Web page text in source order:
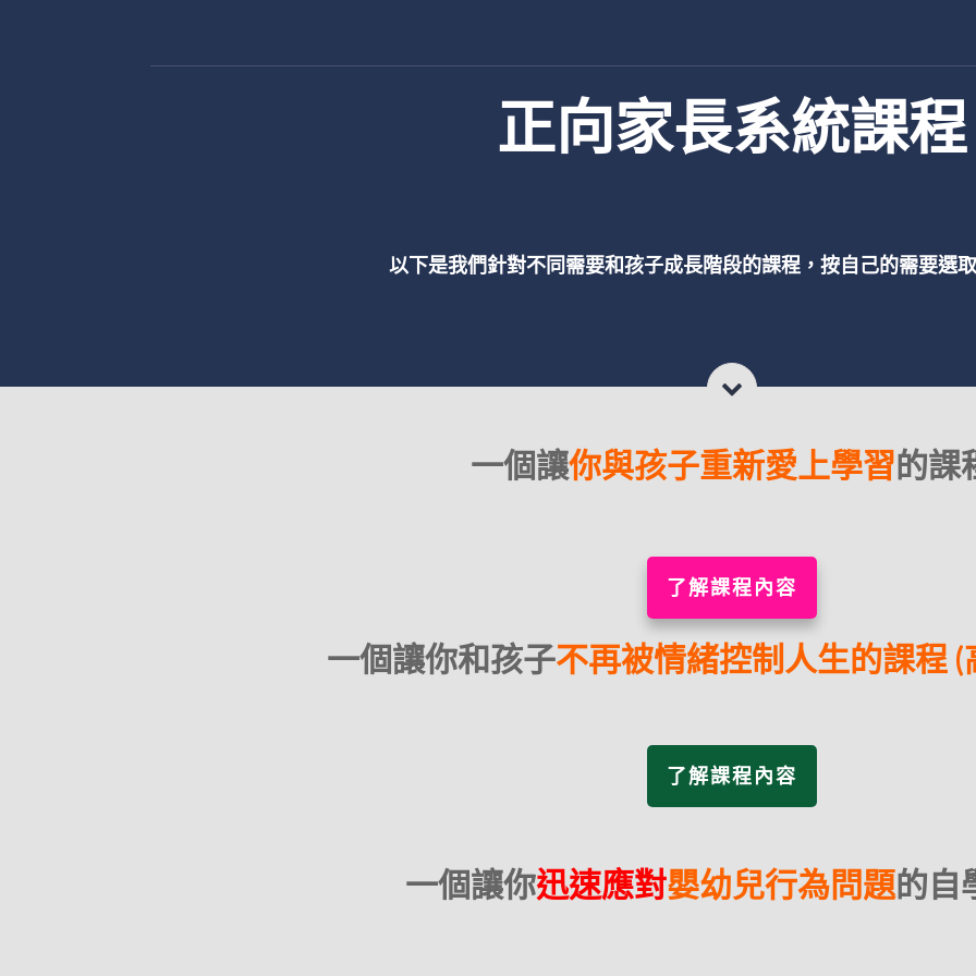
正向家長系統課程
以下是我們針對不同需要和孩子成長階段的課程，按自己的需要選
一個讓你與孩子重新愛上學習的課
了解課程內容
一個讓你和孩子不再被情緒控制人生的課程 (
了解課程內容
一個讓你迅速應對嬰幼兒行為問題的自